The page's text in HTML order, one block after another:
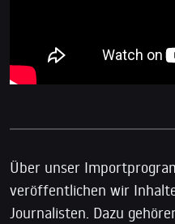
Über unser
veröffentlichen wir
Journalisten. Dazu